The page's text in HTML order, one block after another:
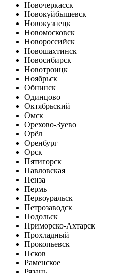
Новочеркасск
Новокуйбышевск
Новокузнецк
Новомосковск
Новороссийск
Новошахтинск
Новосибирск
Новотроицк
Ноябрьск
Обнинск
Одинцово
Октябрьский
Омск
Орехово-Зуево
Орёл
Оренбург
Орск
Пятигорск
Павловская
Пенза
Пермь
Первоуральск
Петрозаводск
Подольск
Приморско-Ахтарск
Прохладный
Прокопьевск
Псков
Раменское